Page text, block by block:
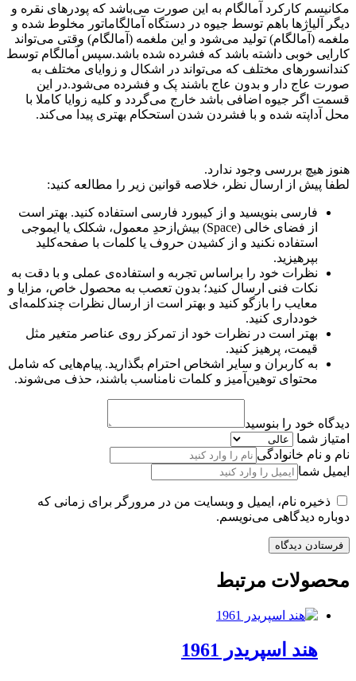
مکانیسم کارکرد آمالگام به این صورت می‌باشد که پودرهای نقره و
دیگر آلیاژها باهم توسط جیوه در دستگاه آمالگاماتور مخلوط شده و
ملغمه (آمالگام) تولید می‌شود و این ملغمه (آمالگام) وقتی می‌تواند
کارایی خوبی داشته باشد که فشرده شده باشد.سپس آمالگام توسط
کندانسورهای مختلف که می‌تواند در اشکال و زوایای مختلف به
صورت عاج دار و بدون عاج باشند پک و فشرده می‌شود.در این
قسمت اگر جیوه اضافی باشد خارج می‌گردد و کلیه زوایا کاملا با
محل آداپته شده و با فشردن شدن استحکام بهتری پیدا می‌کند.
هنوز هیچ بررسی وجود ندارد.
لطفا پیش از ارسال نظر، خلاصه قوانین زیر را مطالعه کنید:
فارسی بنویسید و از کیبورد فارسی استفاده کنید. بهتر است
از فضای خالی (Space) بیش‌از‌حدِ معمول، شکلک یا ایموجی
استفاده نکنید و از کشیدن حروف یا کلمات با صفحه‌کلید
بپرهیزید.
نظرات خود را براساس تجربه و استفاده‌ی عملی و با دقت به
نکات فنی ارسال کنید؛ بدون تعصب به محصول خاص، مزایا و
معایب را بازگو کنید و بهتر است از ارسال نظرات چندکلمه‌‌ای
خودداری کنید.
بهتر است در نظرات خود از تمرکز روی عناصر متغیر مثل
قیمت، پرهیز کنید.
به کاربران و سایر اشخاص احترام بگذارید. پیام‌هایی که شامل
محتوای توهین‌آمیز و کلمات نامناسب باشند، حذف می‌شوند.
دیدگاه خود را بنوسید
امتیاز شما
نام و نام خانوادگی
ایمیل شما
ذخیره نام، ایمیل و وبسایت من در مرورگر برای زمانی که
دوباره دیدگاهی می‌نویسم.
محصولات مرتبط
هند اسپریدر 1961